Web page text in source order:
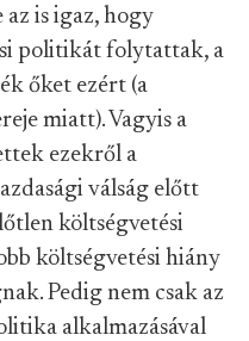
az is igaz, hogy
politikát folytattak, a
őket ezért (a
miatt). Vagyis a
ezekről a
válság előtt
költségvetési
költségvetési hiány
Pedig nem csak az
alkalmazásával